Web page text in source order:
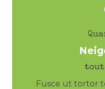
Fusce ut tortor